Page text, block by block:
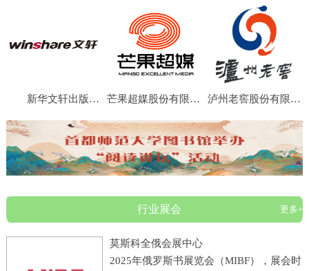
新华文轩出版传媒股份有限公司 芒果超媒股份有限公司 泸州老窖股份有限公司
行业展会 更多+
莫斯科全俄会展中心
2025年俄罗斯书展览会（MIBF），展会时